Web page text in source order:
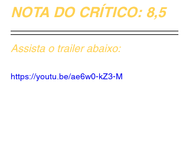
NOTA DO CRÍTICO: 8,5
Assista o trailer abaixo:
https://youtu.be/ae6w0-kZ3-M